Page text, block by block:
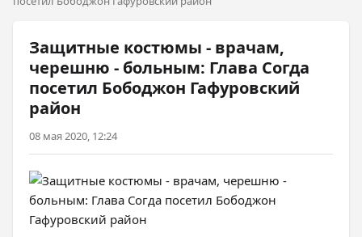
Защитные костюмы - врачам,
черешню - больным: Глава Согда
посетил Бободжон Гафуровский
район
08 мая 2020, 12:24